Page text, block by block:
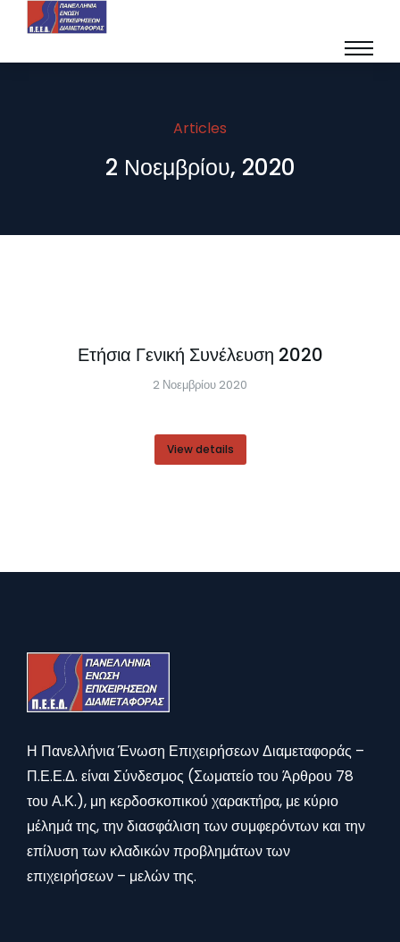
Articles
2 Νοεμβρίου, 2020
Ετήσια Γενική Συνέλευση 2020
2 Νοεμβρίου 2020
View details
Η Πανελλήνια Ένωση Επιχειρήσεων Διαμεταφοράς –
Π.Ε.Ε.Δ. είναι Σύνδεσμος (Σωματείο του Άρθρου 78
του Α.Κ.), μη κερδοσκοπικού χαρακτήρα, με κύριο
μέλημά της, την διασφάλιση των συμφερόντων και την
επίλυση των κλαδικών προβλημάτων των
επιχειρήσεων – μελών της.